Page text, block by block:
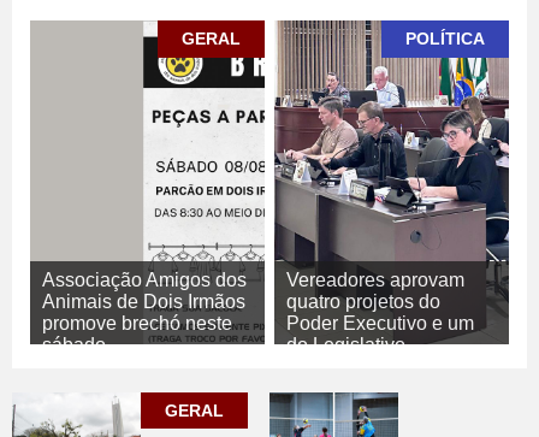
GERAL
Associação Amigos dos
Animais de Dois Irmãos
promove brechó neste
sábado
POLÍTICA
Vereadores aprovam
quatro projetos do
Poder Executivo e um
do Legislativo
POLÍTICA
GERAL